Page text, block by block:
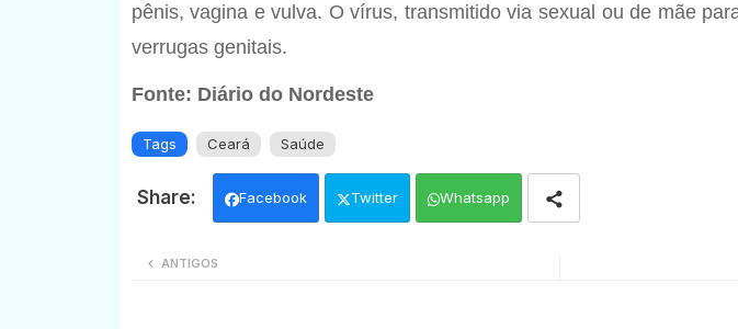
pênis, vagina e vulva. O vírus, transmitido via sexual ou de mãe
verrugas genitais.
Fonte: Diário do Nordeste
Tags Ceará Saúde
Facebook Twitter Whatsapp
ANTIGOS